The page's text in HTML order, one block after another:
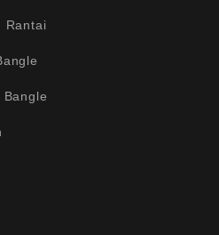
Rantai